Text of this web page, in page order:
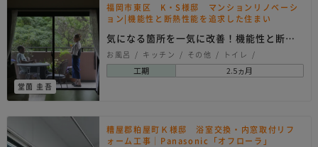
堂薗 圭吾
福岡市東区 K・S様邸 マンションリノベーシ
ョン|機能性と断熱性能を追求した住まい
気になる箇所を一気に改善！機能性と断熱
性能を追求したフ…
お風呂 キッチン その他
トイレ
リノベーション
内装 和室 建具
洗面所
玄関
窓 クラシック
シンプル
工期 2.5ヵ月
糟屋郡粕屋町Ｋ様邸 浴室交換・内窓取付リフ
ォーム工事｜Panasonic「オフローラ」